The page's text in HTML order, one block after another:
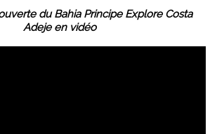
du Bahia Principe Explore Costa
Adeje en vidéo